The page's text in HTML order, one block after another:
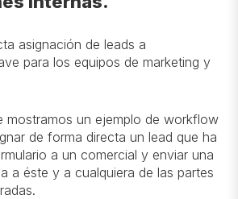
asignación de leads a
para los equipos de marketing y
mostramos un ejemplo de workflow
de forma directa un lead que ha
a un comercial y enviar una
a éste y a cualquiera de las partes